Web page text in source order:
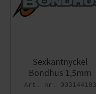
Sexkantnyckel
Bondhus 1,5mm
003144103